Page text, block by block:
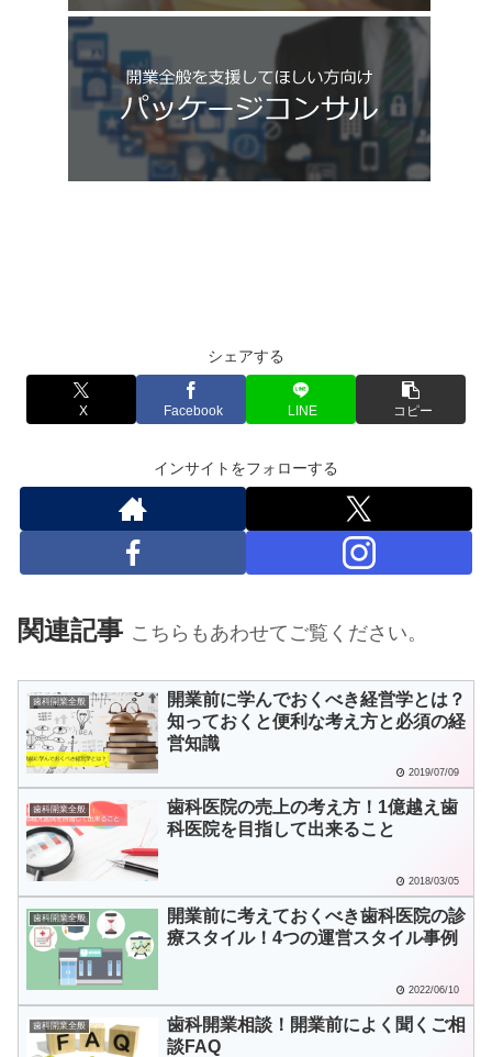
シェアする
X Facebook LINE コピー
インサイトをフォローする
関連記事 こちらもあわせてご覧ください。
歯科開業全般
開業前に学んでおくべき経営学とは？
知っておくと便利な考え方と必須の経
営知識
2019/07/09
歯科開業全般
歯科医院の売上の考え方！1億越え歯
科医院を目指して出来ること
2018/03/05
歯科開業全般
開業前に考えておくべき歯科医院の診
療スタイル！4つの運営スタイル事例
2022/06/10
歯科開業全般
歯科開業相談！開業前によく聞くご相
談FAQ